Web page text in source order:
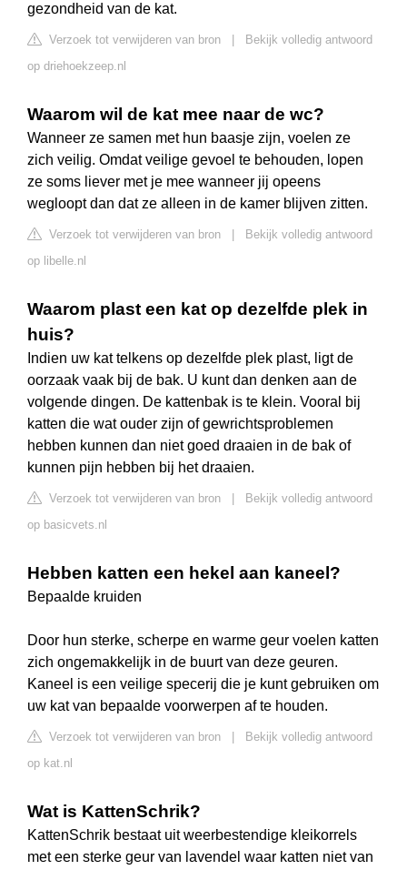
gezondheid van de kat.
Verzoek tot verwijderen van bron
Bekijk volledig antwoord
op driehoekzeep.nl
Waarom wil de kat mee naar de wc?
Wanneer ze samen met hun baasje zijn, voelen ze
zich veilig. Omdat veilige gevoel te behouden, lopen
ze soms liever met je mee wanneer jij opeens
wegloopt dan dat ze alleen in de kamer blijven zitten.
Verzoek tot verwijderen van bron
Bekijk volledig antwoord
op libelle.nl
Waarom plast een kat op dezelfde plek in
huis?
Indien uw kat telkens op dezelfde plek plast, ligt de
oorzaak vaak bij de bak. U kunt dan denken aan de
volgende dingen. De kattenbak is te klein. Vooral bij
katten die wat ouder zijn of gewrichtsproblemen
hebben kunnen dan niet goed draaien in de bak of
kunnen pijn hebben bij het draaien.
Verzoek tot verwijderen van bron
Bekijk volledig antwoord
op basicvets.nl
Hebben katten een hekel aan kaneel?
Bepaalde kruiden
Door hun sterke, scherpe en warme geur voelen katten
zich ongemakkelijk in de buurt van deze geuren.
Kaneel is een veilige specerij die je kunt gebruiken om
uw kat van bepaalde voorwerpen af te houden.
Verzoek tot verwijderen van bron
Bekijk volledig antwoord
op kat.nl
Wat is KattenSchrik?
KattenSchrik bestaat uit weerbestendige kleikorrels
met een sterke geur van lavendel waar katten niet van